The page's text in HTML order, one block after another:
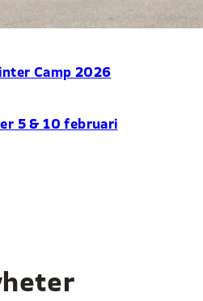
Camp 2026
5 & 10 februari